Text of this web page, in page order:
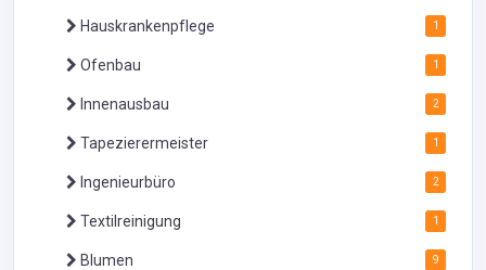
Hauskrankenpflege 1
Ofenbau 1
Innenausbau 2
Tapezierermeister 1
Ingenieurbüro 2
Textilreinigung 1
Blumen 9